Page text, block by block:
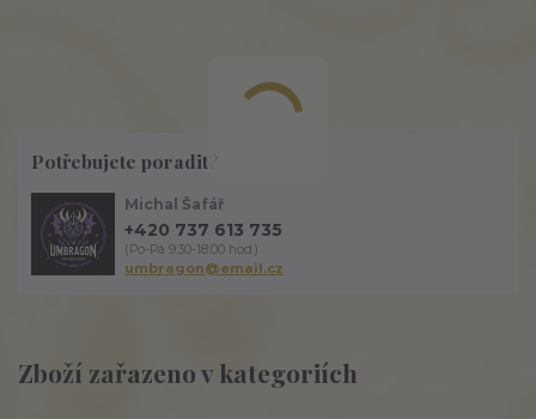
Zboží zařazeno v kategoriích
Potřebujete poradit?
Michal Šafář
+420 737 613 735
(Po-Pá 9:30-18:00 hod.)
umbragon@email.cz